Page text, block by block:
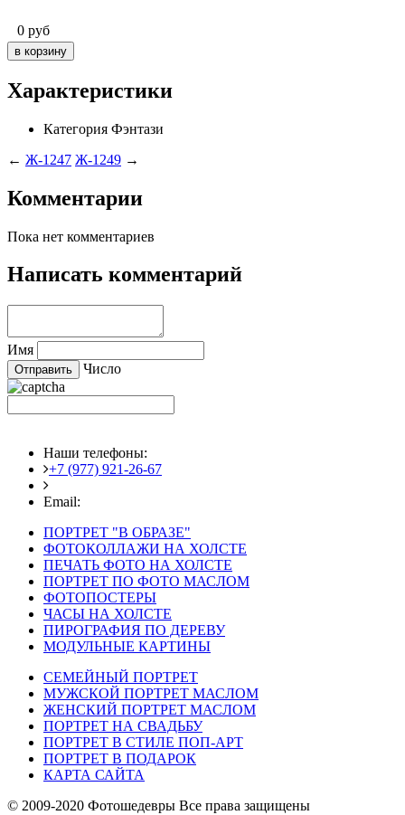
0 руб
Характеристики
Категория Фэнтази
← Ж-1247 Ж-1249 →
Комментарии
Пока нет комментариев
Написать комментарий
Имя
Число
Наши телефоны:
+7 (977) 921-26-67
Email:
ПОРТРЕТ "В ОБРАЗЕ"
ФОТОКОЛЛАЖИ НА ХОЛСТЕ
ПЕЧАТЬ ФОТО НА ХОЛСТЕ
ПОРТРЕТ ПО ФОТО МАСЛОМ
ФОТОПОСТЕРЫ
ЧАСЫ НА ХОЛСТЕ
ПИРОГРАФИЯ ПО ДЕРЕВУ
МОДУЛЬНЫЕ КАРТИНЫ
СЕМЕЙНЫЙ ПОРТРЕТ
МУЖСКОЙ ПОРТРЕТ МАСЛОМ
ЖЕНСКИЙ ПОРТРЕТ МАСЛОМ
ПОРТРЕТ НА СВАДЬБУ
ПОРТРЕТ В СТИЛЕ ПОП-АРТ
ПОРТРЕТ В ПОДАРОК
КАРТА САЙТА
© 2009-2020 Фотошедевры Все права защищены